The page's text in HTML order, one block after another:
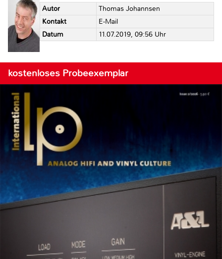
Autor
Thomas Johannsen
Kontakt
E-Mail
Datum
11.07.2019, 09:56 Uhr
kostenloses Probeexemplar